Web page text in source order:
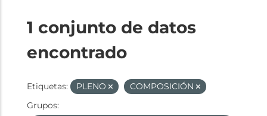
1 conjunto de datos
encontrado
Etiquetas: PLENO
COMPOSICIÓN
Grupos: